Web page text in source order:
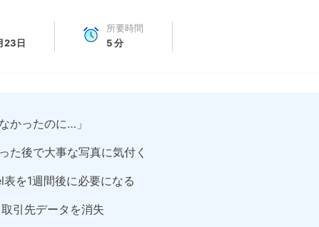
23日
所要時間
5分
かったのに…」
た後で大事な写真に気付く
を1週間後に必要になる
引先データを消失